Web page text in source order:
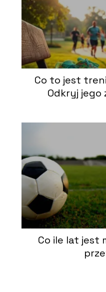
Co to jest
Odkryj jego
Co ile lat jest